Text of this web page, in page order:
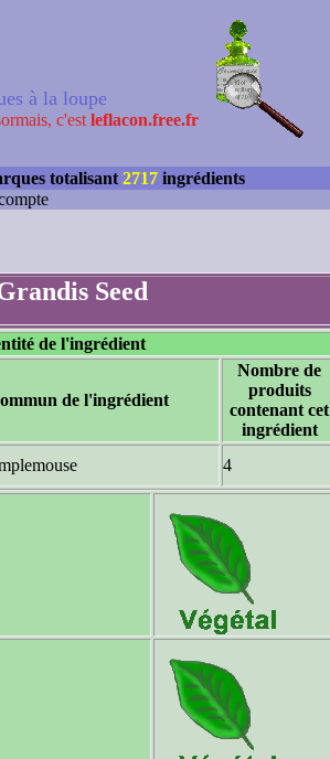
à la loupe
c'est leflacon.free.fr
totalisant 2717 ingrédients
Seed
de l'ingrédient
de l'ingrédient
Nombre de
produits
contenant cet
ingrédient
4